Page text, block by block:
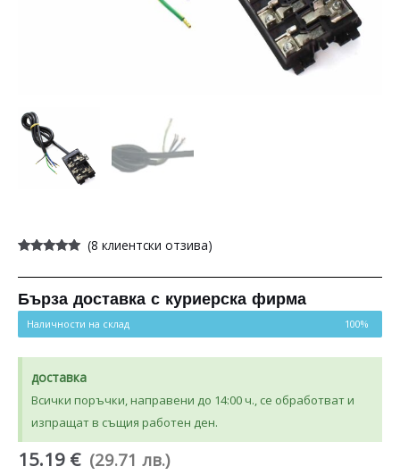
4.88от 5,
на
потребителски
оценки
(8 клиентски отзива)
Бърза доставка с куриерска фирма
Наличности на склад 100%
доставка
Всички поръчки, направени до 14:00 ч., се обработват и
изпращат в същия работен ден.
15.19 € (29.71 лв.)